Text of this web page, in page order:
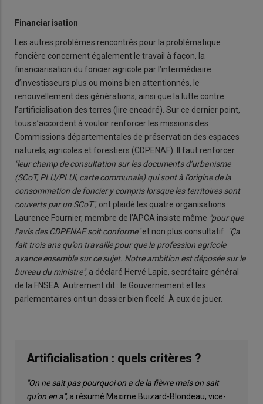
Financiarisation
Les autres problèmes rencontrés pour la problématique
foncière concernent également le travail à façon, la
financiarisation du foncier agricole par l’intermédiaire
d’investisseurs plus ou moins bien attentionnés, le
renouvellement des générations, ainsi que la lutte contre
l’artificialisation des terres (lire encadré). Sur ce dernier point,
tous s’accordent à vouloir renforcer les missions des
Commissions départementales de préservation des espaces
naturels, agricoles et forestiers (CDPENAF). Il faut renforcer
"leur champ de consultation sur les documents d’urbanisme
(SCoT, PLU/PLUi, carte communale) qui sont à l’origine de la
consommation de foncier y compris lorsque les territoires sont
couverts par un SCoT", ont plaidé les quatre organisations.
Laurence Fournier, membre de l’APCA insiste même "pour que
l’avis des CDPENAF soit conforme"et non plus consultatif. "Ça
fait trois ans qu’on travaille pour que la profession agricole
avance ensemble sur ce sujet. Notre ambition est déposée sur le
bureau du ministre", a déclaré Hervé Lapie, secrétaire général
de la FNSEA. Autrement dit : le Gouvernement et les
parlementaires ont un dossier bien ficelé. À eux de jouer.
Artificialisation : quels critères ?
"On ne sait pas pourquoi on a de la fièvre mais on sait
qu’on en a", a résumé Maxime Buizard-Blondeau, vice-